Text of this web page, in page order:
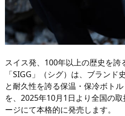
スイス発、100年以上の歴史を誇
「SIGG」（シグ）は、ブラン
と耐久性を誇る保温・保冷ボトル
を、2025年10月1日より全国の
ージにて本格的に発売します。